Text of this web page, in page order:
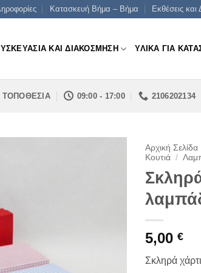
Κατασκευή Βήμα – Βήμα Εκθέσεις και
ΚΑΙ ΔΙΑΚΟΣΜΗΣΗ ΥΛΙΚΑ ΓΙΑ
ΤΟΠΟΘΕΣΙΑ 09:00 - 17:00 2106202134
Αρχική Σελίδα
Κουτιά /
5,00 €
Σκληρά